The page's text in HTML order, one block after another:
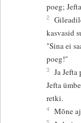
poeg;
2
kasvasid
"Sina ei
poeg!"
3 Ja Jefta
Jefta
retki.
4 Mõne